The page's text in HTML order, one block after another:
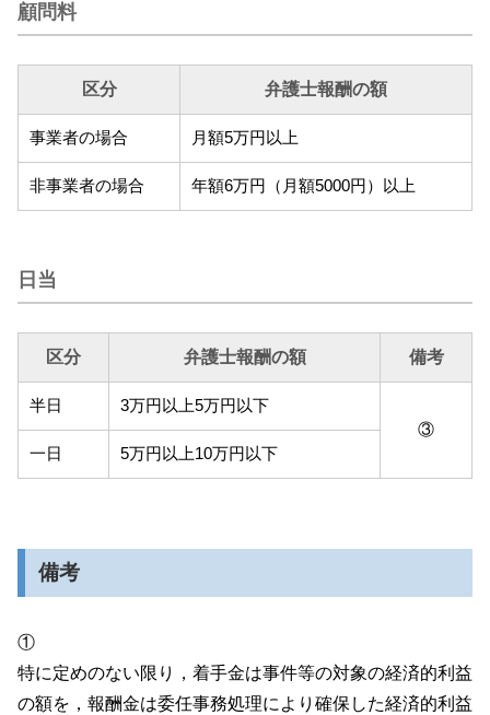
顧問料
区分 弁護士報酬の額
事業者の場合 月額5万円以上
非事業者の場合 年額6万円（月額5000円）以上
日当
区分 弁護士報酬の額 備考
半日
3万円以上5万円以下
③
一日
5万円以上10万円以下
備考
①
特に定めのない限り，着手金は事件等の対象の経済的利益
の額を，報酬金は委任事務処理により確保した経済的利益